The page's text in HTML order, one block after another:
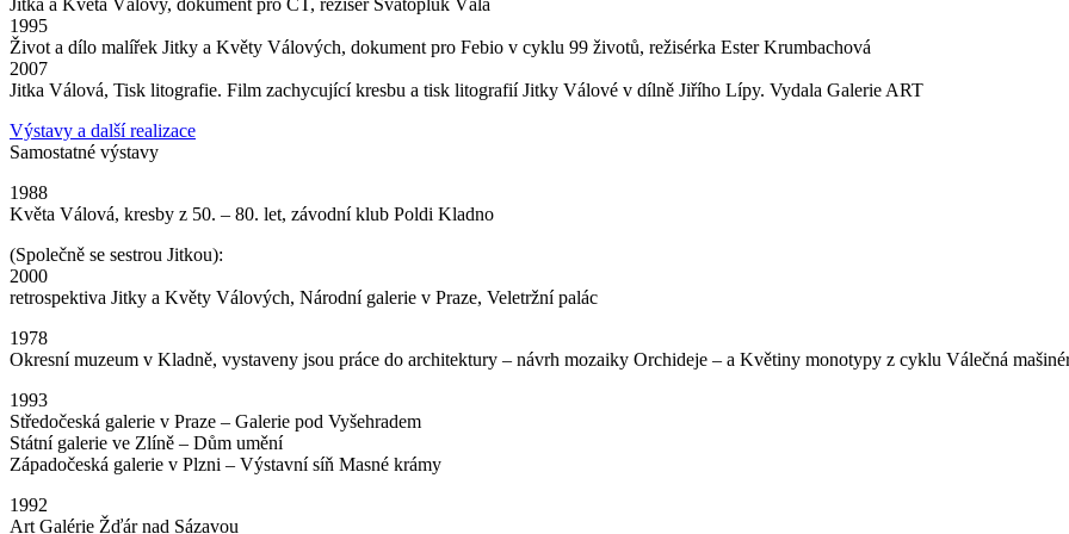
1995
Život a dílo malířek Jitky a Květy Válových, dokument pro Febio v cyklu 99 životů, režisérka Ester Krumbachová
2007
Jitka Válová, Tisk litografie. Film zachycující kresbu a tisk litografií Jitky Válové v dílně Jiřího Lípy. Vydala Galerie ART
Výstavy a další realizace
Samostatné výstavy
1988
Květa Válová, kresby z 50. – 80. let, závodní klub Poldi Kladno
(Společně se sestrou Jitkou):
2000
retrospektiva Jitky a Květy Válových, Národní galerie v Praze, Veletržní palác
1978
Okresní muzeum v Kladně, vystaveny jsou práce do architektury – návrh mozaiky Orchideje – a Květiny monotypy z cyklu Válečná
1993
Středočeská galerie v Praze – Galerie pod Vyšehradem
Státní galerie ve Zlíně – Dům umění
Západočeská galerie v Plzni – Výstavní síň Masné krámy
1992
Art Galérie Žďár nad Sázavou